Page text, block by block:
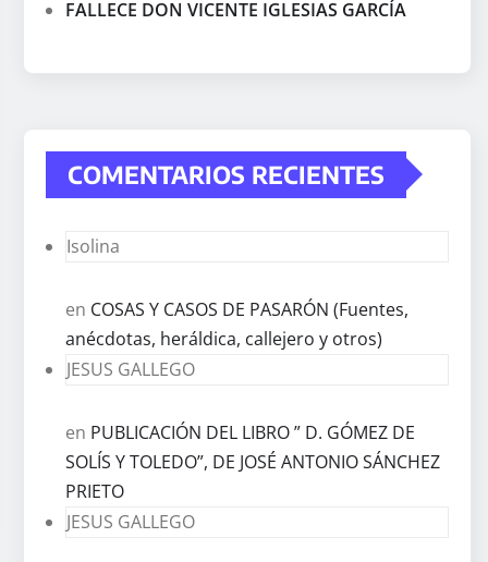
FALLECE DON VICENTE IGLESIAS GARCÍA
COMENTARIOS RECIENTES
Isolina
en COSAS Y CASOS DE PASARÓN (Fuentes,
anécdotas, heráldica, callejero y otros)
JESUS GALLEGO
en PUBLICACIÓN DEL LIBRO ” D. GÓMEZ DE
SOLÍS Y TOLEDO”, DE JOSÉ ANTONIO SÁNCHEZ
PRIETO
JESUS GALLEGO